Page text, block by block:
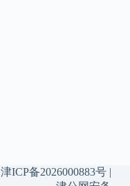
津ICP备2026000883号 |